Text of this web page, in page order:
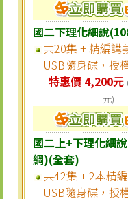
國二下理化細說
共20集 + 精編講
USB隨身碟，授
特惠價 4,200元
元)
國二上+下理化細
綱)(全套)
共42集 + 2本精
USB隨身碟，授